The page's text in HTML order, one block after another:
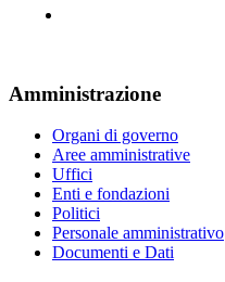
Amministrazione
Organi di governo
Aree amministrative
Uffici
Enti e fondazioni
Politici
Personale amministrativo
Documenti e Dati